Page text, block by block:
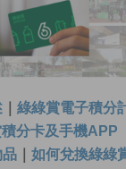
綠綠賞電子積分
分卡及手機APP
品
如何兌換綠綠